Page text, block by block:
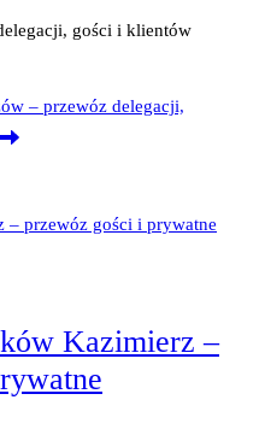
gości i klientów
– przewóz delegacji,
Kazimierz –